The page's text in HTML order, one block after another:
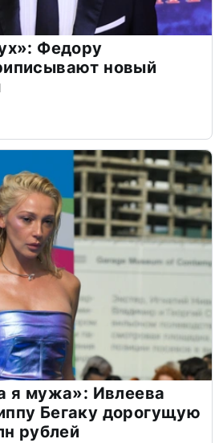
Федору
новый
я мужа»: Ивлеева
Бегаку дорогущую
рублей